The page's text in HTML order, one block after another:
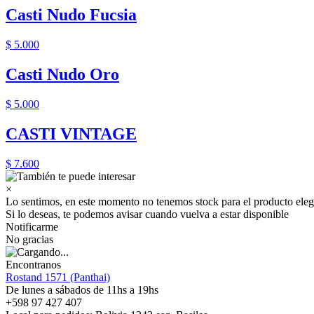
Casti Nudo Fucsia
$ 5.000
Casti Nudo Oro
$ 5.000
CASTI VINTAGE
$ 7.600
×
Lo sentimos, en este momento no tenemos stock para el producto
Si lo deseas, te podemos avisar cuando vuelva a estar disponible
Notificarme
No gracias
Encontranos
Rostand 1571 (Panthai)
De lunes a sábados de 11hs a 19hs
+598 97 427 407